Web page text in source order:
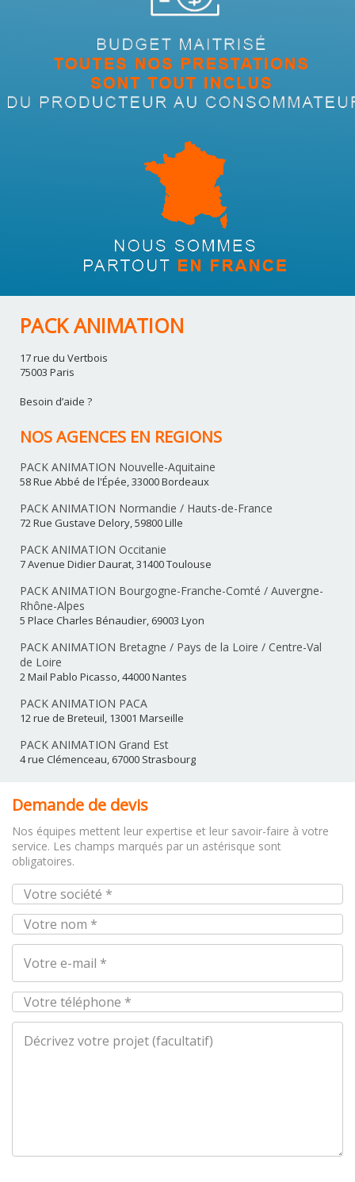
PACK ANIMATION
17 rue du Vertbois
75003 Paris
Besoin d’aide ?
NOS AGENCES EN REGIONS
PACK ANIMATION Nouvelle-Aquitaine
58 Rue Abbé de l'Épée, 33000 Bordeaux
PACK ANIMATION Normandie / Hauts-de-France
72 Rue Gustave Delory, 59800 Lille
PACK ANIMATION Occitanie
7 Avenue Didier Daurat, 31400 Toulouse
PACK ANIMATION Bourgogne-Franche-Comté / Auvergne-
Rhône-Alpes
5 Place Charles Bénaudier, 69003 Lyon
PACK ANIMATION Bretagne / Pays de la Loire / Centre-Val
de Loire
2 Mail Pablo Picasso, 44000 Nantes
PACK ANIMATION PACA
12 rue de Breteuil, 13001 Marseille
PACK ANIMATION Grand Est
4 rue Clémenceau, 67000 Strasbourg
Demande de devis
Nos équipes mettent leur expertise et leur savoir-faire à votre
service. Les champs marqués par un astérisque sont
obligatoires.